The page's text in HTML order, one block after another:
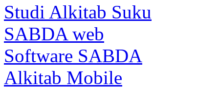
Studi Alkitab Suku
SABDA web
Software SABDA
Alkitab Mobile